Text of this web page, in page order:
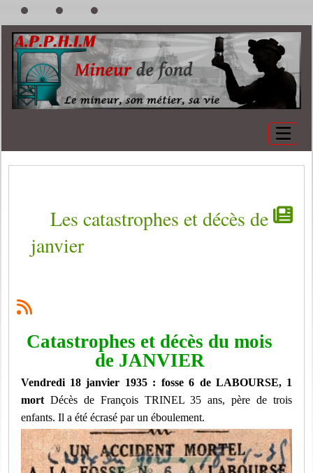
Les catastrophes et décès de
janvier
Catastrophes et décès du mois
de JANVIER
Vendredi 18 janvier 1935 : fosse 6 de LABOURSE, 1
mort Décès de François TRINEL 35 ans, père de trois
enfants. Il a été écrasé par un éboulement.